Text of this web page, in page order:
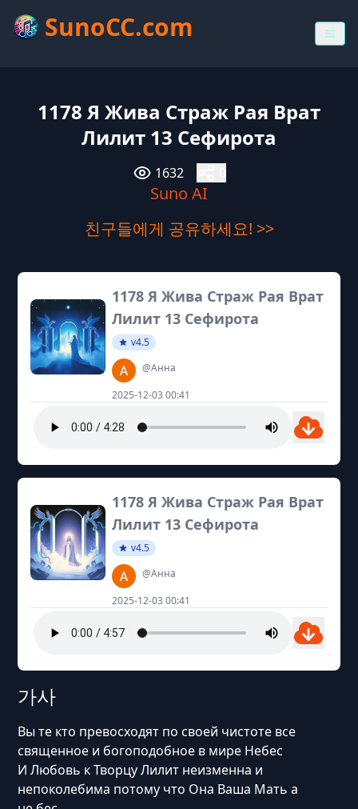
SunoCC.com
1178 Я Жива Страж Рая Врат
Лилит 13 Сефирота
1632
Suno AI
친구들에게 공유하세요! >>
1178 Я Жива Страж Рая Врат
Лилит 13 Сефирота
v4.5
@Анна
2025-12-03 00:41
1178 Я Жива Страж Рая Врат
Лилит 13 Сефирота
v4.5
@Анна
2025-12-03 00:41
가사
Вы те кто превосходят по своей чистоте все
священное и богоподобное в мире Небес
И Любовь к Творцу Лилит неизменна и
непоколебима потому что Она Ваша Мать а